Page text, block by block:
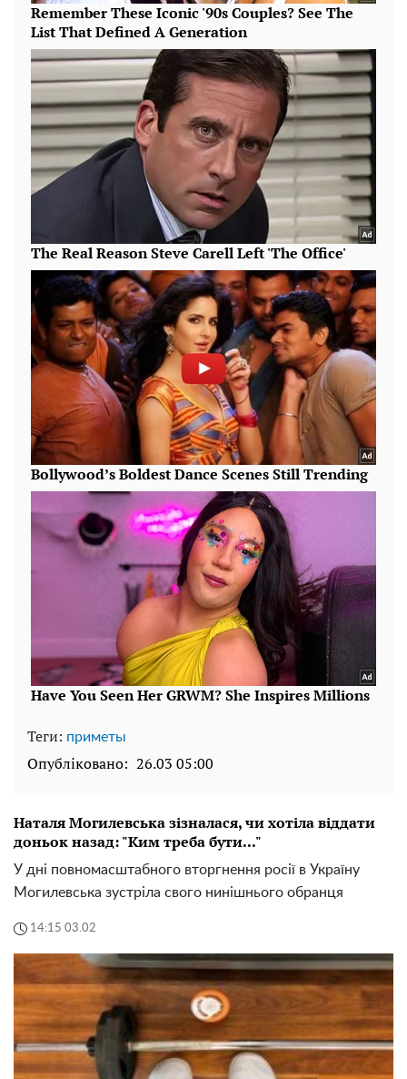
Теги: приметы
Опубліковано: 26.03 05:00
Наталя Могилевська зізналася, чи хотіла віддати
доньок назад: "Ким треба бути..."
У дні повномасштабного вторгнення росії в Україну
Могилевська зустріла свого нинішнього обранця
14:15 03.02